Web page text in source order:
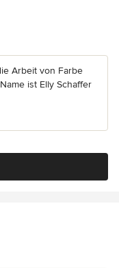
Sternen
Arbeit von Farbe
ist Elly Schaffer